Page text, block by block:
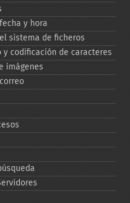
y hora
sistema de ficheros
codificación de caracteres
imágenes